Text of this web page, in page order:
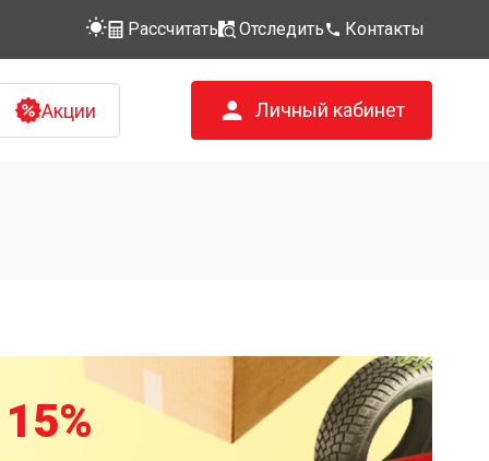
Рассчитать Отследить Контакты
Акции Личный кабинет